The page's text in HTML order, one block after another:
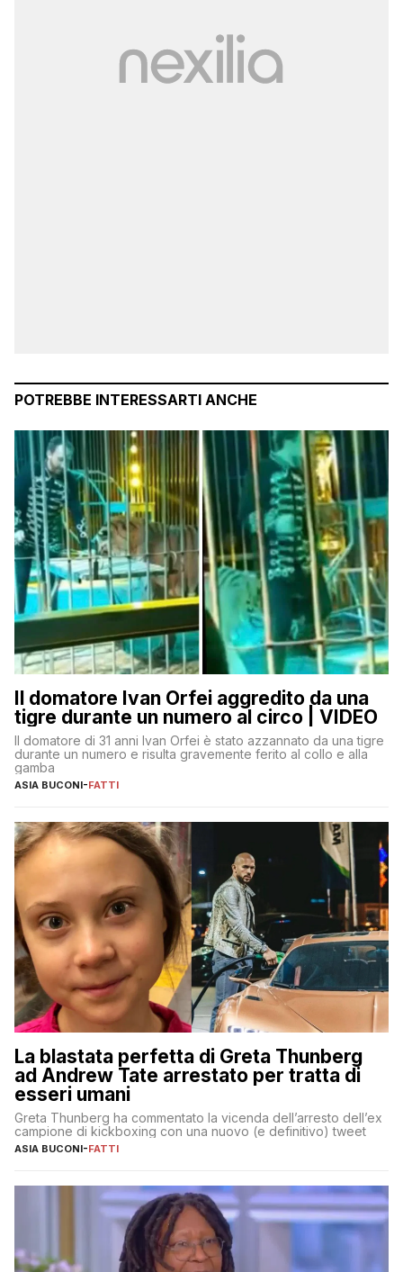
POTREBBE INTERESSARTI ANCHE
Il domatore Ivan Orfei aggredito da una
tigre durante un numero al circo | VIDEO
Il domatore di 31 anni Ivan Orfei è stato azzannato da una tigre
durante un numero e risulta gravemente ferito al collo e alla
gamba
ASIA BUCONI-FATTI
La blastata perfetta di Greta Thunberg
ad Andrew Tate arrestato per tratta di
esseri umani
Greta Thunberg ha commentato la vicenda dell’arresto dell’ex
campione di kickboxing con una nuovo (e definitivo) tweet
ASIA BUCONI-FATTI